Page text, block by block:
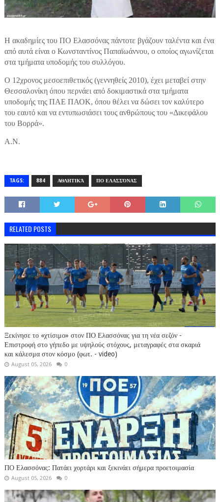
Η ακαδημίες του ΠΟ Ελασσόνας πάντοτε βγάζουν ταλέντα και ένα
από αυτά είναι ο Κωνσταντίνος Παπαϊωάννου, ο οποίος αγωνίζεται
στα τμήματα υποδομής του συλλόγου.
Ο 12χρονος μεσοεπιθετικός (γεννηθείς 2010), έχει μεταβεί στην
Θεσσαλονίκη όπου περνάει από δοκιμαστικά στα τμήματα
υποδομής της ΠΑΕ ΠΑΟΚ, όπου θέλει να δώσει τον καλύτερο
του εαυτό και να εντυπωσιάσει τους ανθρώπους του «Δικεφάλου
του Βορρά».
Α.Ν.
TAGS: 884 ΑΘΛΗΤΙΚΆ ΠΟ ΕΛΑΣΣΌΝΑΣ
RELATED POSTS
Ξεκίνησε το «χτίσιμο» στον ΠΟ Ελασσόνας για τη νέα σεζόν -
Επιστροφή στο γήπεδο με υψηλούς στόχους, μεταγραφές στα σκαριά
και κάλεσμα στον κόσμο (φωτ. - video)
August 05, 2026 0
ΠΟ Ελασσόνας: Πατάει χορτάρι και ξεκινάει σήμερα προετοιμασία
August 05, 2026 0